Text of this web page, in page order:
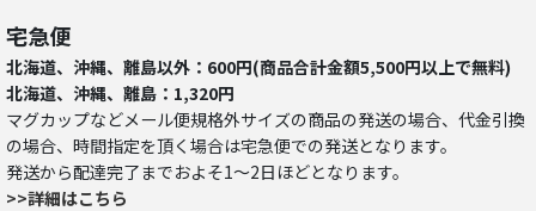
宅急便
北海道、沖縄、離島以外：600円(商品合計金額5,500円以上で無料)
北海道、沖縄、離島：1,320円
マグカップなどメール便規格外サイズの商品の発送の場合、代金引換
の場合、時間指定を頂く場合は宅急便での発送となります。
発送から配達完了までおよそ1～2日ほどとなります。
>>詳細はこちら